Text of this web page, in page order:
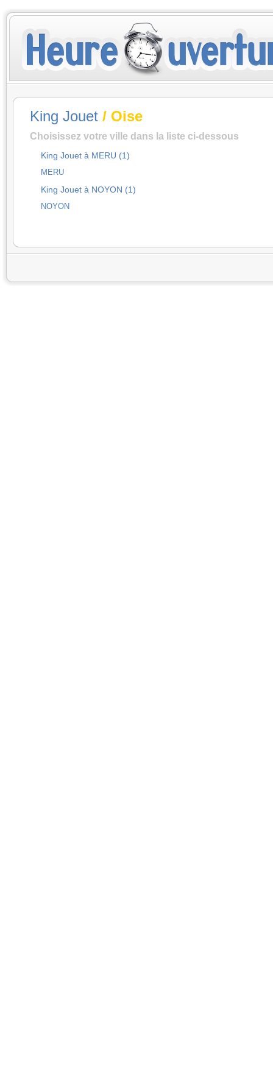
King Jouet / Oise
Choisissez votre ville dans la liste ci-dessous
King Jouet à MERU (1)
MERU
King Jouet à NOYON (1)
NOYON